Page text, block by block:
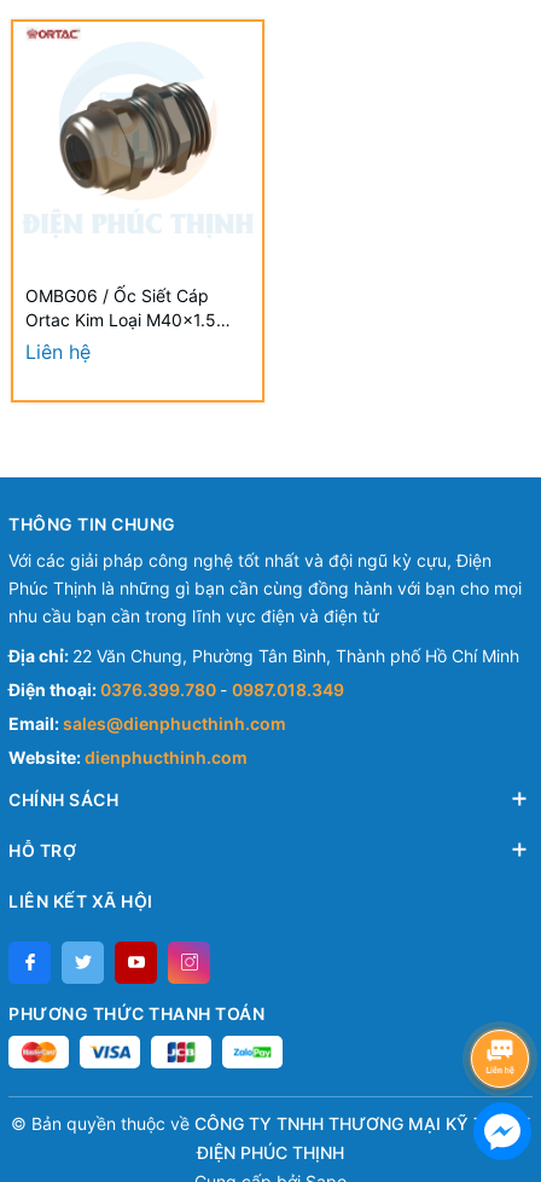
OMBG06 / Ốc Siết Cáp
Ortac Kim Loại M40x1.5
Halogen Free Đạt Chuẩn
VDE / EU
Liên hệ
THÔNG TIN CHUNG
Với các giải pháp công nghệ tốt nhất và đội ngũ kỳ cựu, Điện
Phúc Thịnh là những gì bạn cần cùng đồng hành với bạn cho mọi
nhu cầu bạn cần trong lĩnh vực điện và điện tử
Địa chỉ: 22 Văn Chung, Phường Tân Bình, Thành phố Hồ Chí Minh
Điện thoại:0376.399.780 - 0987.018.349
Email:sales@dienphucthinh.com
Website:dienphucthinh.com
CHÍNH SÁCH
HỖ TRỢ
LIÊN KẾT XÃ HỘI
PHƯƠNG THỨC THANH TOÁN
© Bản quyền thuộc về CÔNG TY TNHH THƯƠNG MẠI KỸ THUẬT
ĐIỆN PHÚC THỊNH